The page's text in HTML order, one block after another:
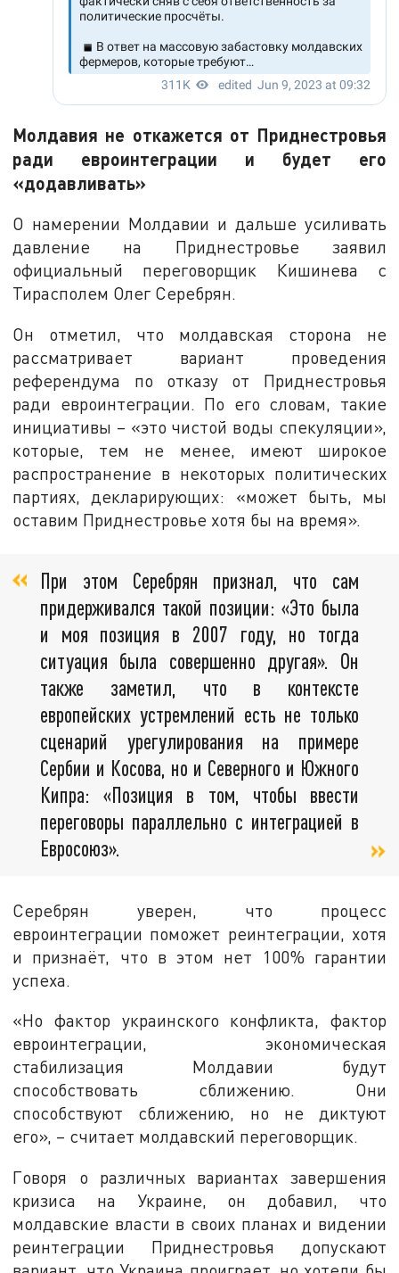
Молдавия не откажется от Приднестровья
ради евроинтеграции и будет его
«додавливать»
О намерении Молдавии и дальше усиливать
давление на Приднестровье заявил
официальный переговорщик Кишинева с
Тирасполем Олег Серебрян.
Он отметил, что молдавская сторона не
рассматривает вариант проведения
референдума по отказу от Приднестровья
ради евроинтеграции. По его словам, такие
инициативы – «это чистой воды спекуляции»,
которые, тем не менее, имеют широкое
распространение в некоторых политических
партиях, декларирующих: «может быть, мы
оставим Приднестровье хотя бы на время».
При этом Серебрян признал, что сам
придерживался такой позиции: «Это была
и моя позиция в 2007 году, но тогда
ситуация была совершенно другая». Он
также заметил, что в контексте
европейских устремлений есть не только
сценарий урегулирования на примере
Сербии и Косова, но и Северного и Южного
Кипра: «Позиция в том, чтобы ввести
переговоры параллельно с интеграцией в
Евросоюз».
Серебрян уверен, что процесс
евроинтеграции поможет реинтеграции, хотя
и признаёт, что в этом нет 100% гарантии
успеха.
«Но фактор украинского конфликта, фактор
евроинтеграции, экономическая
стабилизация Молдавии будут
способствовать сближению. Они
способствуют сближению, но не диктуют
его», – считает молдавский переговорщик.
Говоря о различных вариантах завершения
кризиса на Украине, он добавил, что
молдавские власти в своих планах и видении
реинтеграции Приднестровья допускают